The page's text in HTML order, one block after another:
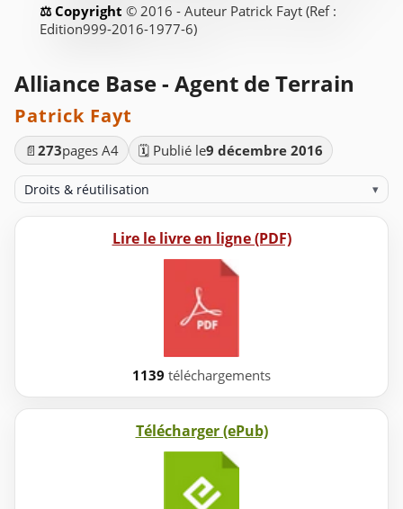
© 2016 - Auteur Patrick Fayt (Ref :
Edition999-2016-1977-6)
Alliance Base - Agent de Terrain
Patrick Fayt
📄 273pages A4 🗓️ Publié le9 décembre 2016
Droits & réutilisation ▾
Lire le livre en ligne (PDF)
1139 téléchargements
Télécharger (ePub)